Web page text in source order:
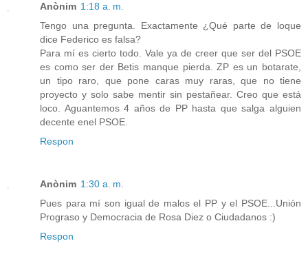
Anònim 1:18 a. m.
Tengo una pregunta. Exactamente ¿Qué parte de loque
dice Federico es falsa?
Para mí es cierto todo. Vale ya de creer que ser del PSOE
es como ser der Betis manque pierda. ZP es un botarate,
un tipo raro, que pone caras muy raras, que no tiene
proyecto y solo sabe mentir sin pestañear. Creo que está
loco. Aguantemos 4 años de PP hasta que salga alguien
decente enel PSOE.
Respon
Anònim 1:30 a. m.
Pues para mí son igual de malos el PP y el PSOE...Unión
Prograso y Democracia de Rosa Diez o Ciudadanos :)
Respon